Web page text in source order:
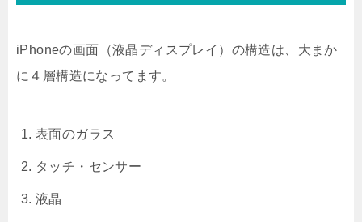
iPhoneの画面（液晶ディスプレイ）の構造は、大まか
に４層構造になってます。
表面のガラス
タッチ・センサー
液晶